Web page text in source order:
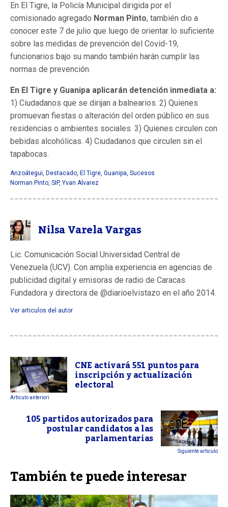
En El Tigre, la Policía Municipal dirigida por el
comisionado agregado Norman Pinto, también dio a
conocer este 7 de julio que luego de orientar lo suficiente
sobre las medidas de prevención del Covid-19,
funcionarios bajo su mando también harán cumplir las
normas de prevención.
En El Tigre y Guanipa aplicarán detención inmediata a:
1) Ciudadanos que se dirijan a balnearios. 2) Quienes
promuevan fiestas o alteración del orden público en sus
residencias o ambientes sociales. 3) Quienes circulen con
bebidas alcohólicas. 4) Ciudadanos que circulen sin el
tapabocas.
Anzoátegui, Destacado, El Tigre, Guanipa, Sucesos
Norman Pinto, SIP, Yvan Alvarez
Nilsa Varela Vargas
Lic. Comunicación Social Universidad Central de
Venezuela (UCV). Con amplia experiencia en agencias de
publicidad digital y emisoras de radio de Caracas.
Fundadora y directora de @diarioelvistazo en el año 2014.
Ver articulos del autor
CNE activará 551 puntos para
inscripción y actualización
electoral
Articulo anteriori
105 partidos autorizados para
postular candidatos a las
parlamentarias
Siguiente articulo
También te puede interesar